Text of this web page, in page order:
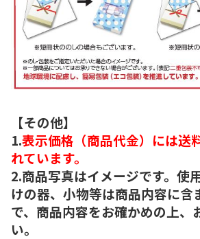
【その他】
1.表示価格（商品代金）には送
れています。
2.商品写真はイメージです。使
けの器、小物等は商品内容に含
で、商品内容をお確かめの上、
い。